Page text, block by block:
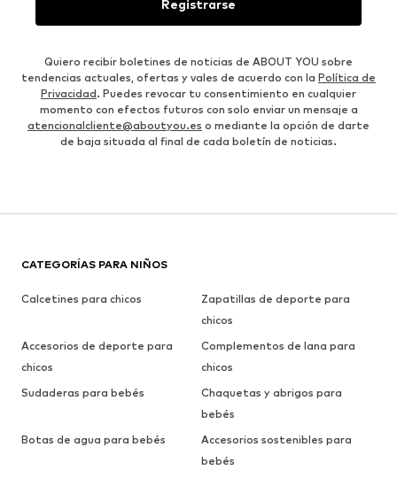
Registrarse
Quiero recibir boletines de noticias de ABOUT YOU sobre
tendencias actuales, ofertas y vales de acuerdo con la Política de
Privacidad. Puedes revocar tu consentimiento en cualquier
momento con efectos futuros con solo enviar un mensaje a
atencionalcliente@aboutyou.es o mediante la opción de darte
de baja situada al final de cada boletín de noticias.
CATEGORÍAS PARA NIÑOS
Calcetines para chicos
Zapatillas de deporte para
chicos
Accesorios de deporte para
chicos
Complementos de lana para
chicos
Sudaderas para bebés
Chaquetas y abrigos para
bebés
Botas de agua para bebés
Accesorios sostenibles para
bebés